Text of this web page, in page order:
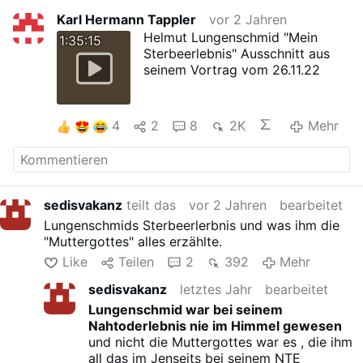
Karl Hermann Tappler
vor 2 Jahren
1:35:15
Helmut Lungenschmid "Mein
Sterbeerlebnis" Ausschnitt aus
seinem Vortrag vom 26.11.22
4 2 8 2K Mehr
sedisvakanz teilt das vor 2 Jahren
bearbeitet
Lungenschmids Sterbeerlerbnis und was ihm die
"Muttergottes" alles erzählte.
Like
Teilen 2 392
Mehr
sedisvakanz
letztes Jahr
bearbeitet
Lungenschmid war bei seinem
Nahtoderlebnis nie im Himmel gewesen
und nicht die Muttergottes war es , die ihm
all das im Jenseits bei seinem NTE